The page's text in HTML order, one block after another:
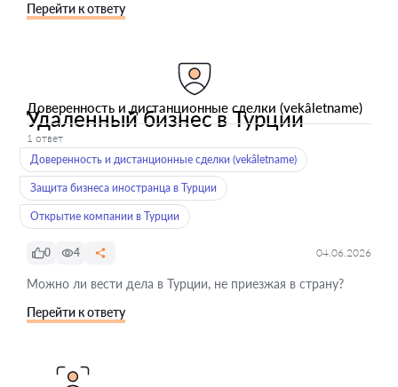
Перейти к ответу
Доверенность и дистанционные сделки (vekâletname)
Удаленный бизнес в Турции
1 ответ
Доверенность и дистанционные сделки (vekâletname)
Защита бизнеса иностранца в Турции
Открытие компании в Турции
0 4 04.06.2026
Можно ли вести дела в Турции, не приезжая в страну?
Перейти к ответу